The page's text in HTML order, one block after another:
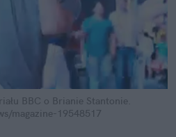
BBC o Brianie Stantonie.
magazine-19548517